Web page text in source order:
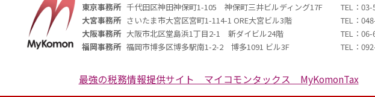
東京事務所 千代田区神田神保町1-105 神保町三井ビルディング17F
TEL：
大宮事務所 さいたま市大宮区宮町1-114-1 ORE大宮ビル3階
TEL：
大阪事務所 大阪市北区堂島浜1丁目2-1 新ダイビル24階
TEL：
福岡事務所 福岡市博多区博多駅南1-2-2 博多1091 ビル3F TEL：
最強の税務情報提供サイト マイコモンタックス MyKomonTax